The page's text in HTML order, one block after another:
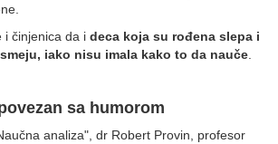
i činjenica da i deca koja su rođena slepa i
iako nisu imala kako to da nauče
sa humorom
analiza", dr Robert Provin, profesor